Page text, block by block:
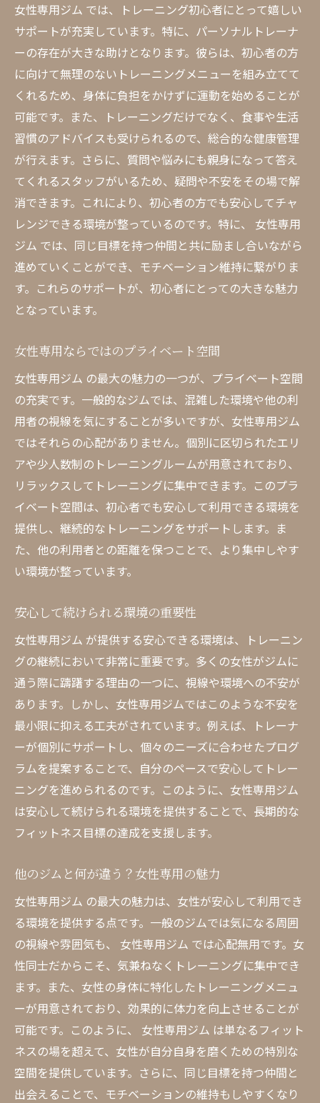
リラックスして通える 女性専用ジム が提供する
サービス
リラクゼーションスペースの活用法
ストレス解消に効果的なプログラムとは
女性専用だからできるリラックス方法
心身のバランスを整えるトレーニング
ヨガやピラティスで得られるリラックス効
果
毎日の疲れを癒すためのジム活用法
女性特有の悩みに寄り添うパーソナルトレーニ
ングの重要性
女性の身体に合ったトレーニングメニュー
ホルモンバランスに配慮した指導
体型維持と健康促進の両立方法
ライフステージに合わせたトレーニング
女性のための特別なサポート体制
パーソナルトレーナーがもたらす安心感
自分のペースで取り組める 女性専用ジム のエク
ササイズ
無理なく始めるためのアドバイス
個別指導で得られる自己成長
自分に合ったエクササイズの見つけ方
継続しやすいプログラムの選び方
ペース配分の重要性とその方法
初心者に最適な 女性専用 ジム のトレーニング
プランとは
初心者におすすめのプラン内容
基礎体力向上のためのエクササイズ
無理なく続けるためのトレーニング方法
女性専用ならではのプランニング
効率的に成果を出すためのポイント
初心者が気をつけるべきトレーニングの注
意点
女性専用 ジム でリラックスして始める健康的な
生活
健康的な生活がもたらすメリット
ジム通いが日常生活に与える影響
リラックスしながら健康を目指す方法
心身の健康を維持するための習慣
ジムを活用したストレスフリーな日常
女性専用 ジム がもたらすライフスタイルの
変化
女性専用ジム では、トレーニング初心者にとって嬉しい
サポートが充実しています。特に、パーソナルトレーナ
ーの存在が大きな助けとなります。彼らは、初心者の方
に向けて無理のないトレーニングメニューを組み立てて
くれるため、身体に負担をかけずに運動を始めることが
可能です。また、トレーニングだけでなく、食事や生活
習慣のアドバイスも受けられるので、総合的な健康管理
が行えます。さらに、質問や悩みにも親身になって答え
てくれるスタッフがいるため、疑問や不安をその場で解
消できます。これにより、初心者の方でも安心してチャ
レンジできる環境が整っているのです。特に、 女性専用
ジム では、同じ目標を持つ仲間と共に励まし合いながら
進めていくことができ、モチベーション維持に繋がりま
す。これらのサポートが、初心者にとっての大きな魅力
となっています。
女性専用ならではのプライベート空間
女性専用ジム の最大の魅力の一つが、プライベート空間
の充実です。一般的なジムでは、混雑した環境や他の利
用者の視線を気にすることが多いですが、女性専用ジム
ではそれらの心配がありません。個別に区切られたエリ
アや少人数制のトレーニングルームが用意されており、
リラックスしてトレーニングに集中できます。このプラ
イベート空間は、初心者でも安心して利用できる環境を
提供し、継続的なトレーニングをサポートします。ま
た、他の利用者との距離を保つことで、より集中しやす
い環境が整っています。
安心して続けられる環境の重要性
女性専用ジム が提供する安心できる環境は、トレーニン
グの継続において非常に重要です。多くの女性がジムに
通う際に躊躇する理由の一つに、視線や環境への不安が
あります。しかし、女性専用ジムではこのような不安を
最小限に抑える工夫がされています。例えば、トレーナ
ーが個別にサポートし、個々のニーズに合わせたプログ
ラムを提案することで、自分のペースで安心してトレー
ニングを進められるのです。このように、女性専用ジム
は安心して続けられる環境を提供することで、長期的な
フィットネス目標の達成を支援します。
他のジムと何が違う？女性専用の魅力
女性専用ジム の最大の魅力は、女性が安心して利用でき
る環境を提供する点です。一般のジムでは気になる周囲
の視線や雰囲気も、 女性専用ジム では心配無用です。女
性同士だからこそ、気兼ねなくトレーニングに集中でき
ます。また、女性の身体に特化したトレーニングメニュ
ーが用意されており、効果的に体力を向上させることが
可能です。このように、 女性専用ジム は単なるフィット
ネスの場を超えて、女性が自分自身を磨くための特別な
空間を提供しています。さらに、同じ目標を持つ仲間と
出会えることで、モチベーションの維持もしやすくなり